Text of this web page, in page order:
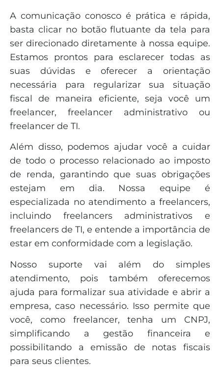
A comunicação conosco é prática e rápida,
basta clicar no botão flutuante da tela para
ser direcionado diretamente à nossa equipe.
Estamos prontos para esclarecer todas as
suas dúvidas e oferecer a orientação
necessária para regularizar sua situação
fiscal de maneira eficiente, seja você um
freelancer, freelancer administrativo ou
freelancer de TI.
Além disso, podemos ajudar você a cuidar
de todo o processo relacionado ao imposto
de renda, garantindo que suas obrigações
estejam em dia. Nossa equipe é
especializada no atendimento a freelancers,
incluindo freelancers administrativos e
freelancers de TI, e entende a importância de
estar em conformidade com a legislação.
Nosso suporte vai além do simples
atendimento, pois também oferecemos
ajuda para formalizar sua atividade e abrir a
empresa, caso necessário. Isso permite que
você, como freelancer, tenha um CNPJ,
simplificando a gestão financeira e
possibilitando a emissão de notas fiscais
para seus clientes.